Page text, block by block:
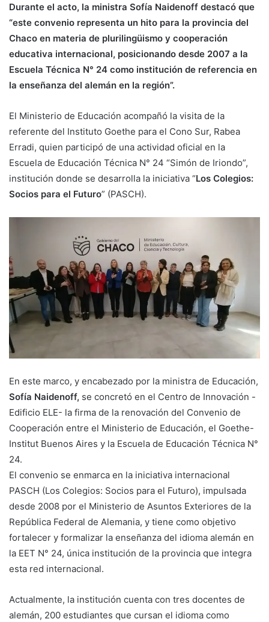
Durante el acto, la ministra Sofía Naidenoff destacó que
“este convenio representa un hito para la provincia del
Chaco en materia de plurilingüismo y cooperación
educativa internacional, posicionando desde 2007 a la
Escuela Técnica N° 24 como institución de referencia en
la enseñanza del alemán en la región”.
El Ministerio de Educación acompañó la visita de la
referente del Instituto Goethe para el Cono Sur, Rabea
Erradi, quien participó de una actividad oficial en la
Escuela de Educación Técnica N° 24 “Simón de Iriondo”,
institución donde se desarrolla la iniciativa “Los Colegios:
Socios para el Futuro” (PASCH).
En este marco, y encabezado por la ministra de Educación,
Sofía Naidenoff, se concretó en el Centro de Innovación -
Edificio ELE- la firma de la renovación del Convenio de
Cooperación entre el Ministerio de Educación, el Goethe-
Institut Buenos Aires y la Escuela de Educación Técnica N°
24.
El convenio se enmarca en la iniciativa internacional
PASCH (Los Colegios: Socios para el Futuro), impulsada
desde 2008 por el Ministerio de Asuntos Exteriores de la
República Federal de Alemania, y tiene como objetivo
fortalecer y formalizar la enseñanza del idioma alemán en
la EET N° 24, única institución de la provincia que integra
esta red internacional.
Actualmente, la institución cuenta con tres docentes de
alemán, 200 estudiantes que cursan el idioma como